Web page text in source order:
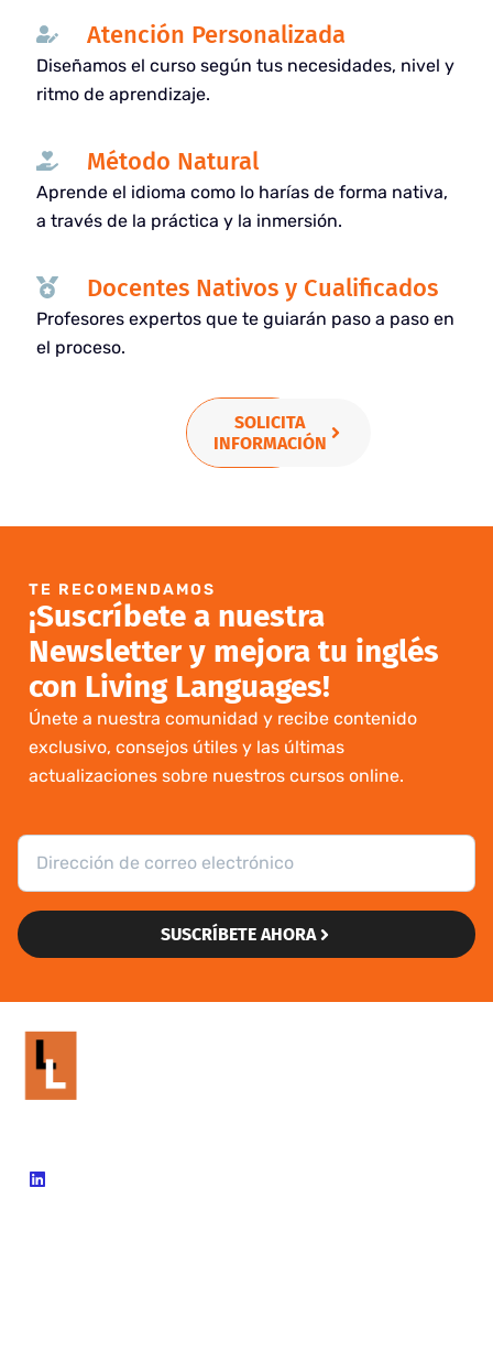
Atención Personalizada
Diseñamos el curso según tus necesidades, nivel y
ritmo de aprendizaje.
Método Natural
Aprende el idioma como lo harías de forma nativa,
a través de la práctica y la inmersión.
Docentes Nativos y Cualificados
Profesores expertos que te guiarán paso a paso en
el proceso.
SOLICITA
INFORMACIÓN
TE RECOMENDAMOS
¡Suscríbete a nuestra
Newsletter y mejora tu inglés
con Living Languages!
Únete a nuestra comunidad y recibe contenido
exclusivo, consejos útiles y las últimas
actualizaciones sobre nuestros cursos online.
SUSCRÍBETE AHORA